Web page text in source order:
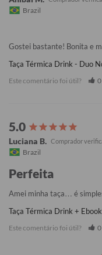
Brazil
Gostei bastante! Bonita e
Taça Térmica Drink - Duo
Este comentário foi útil? 0
Luciana B.
Brazil
Perfeita
Amei minha taça… é
Taça Térmica Drink +
Este comentário foi útil? 0